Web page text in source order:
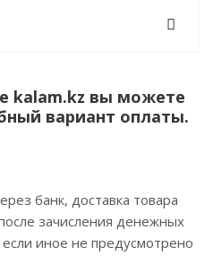
kalam.kz вы можете
вариант оплаты.
банк, доставка товара
зачисления денежных
иное не предусмотрено